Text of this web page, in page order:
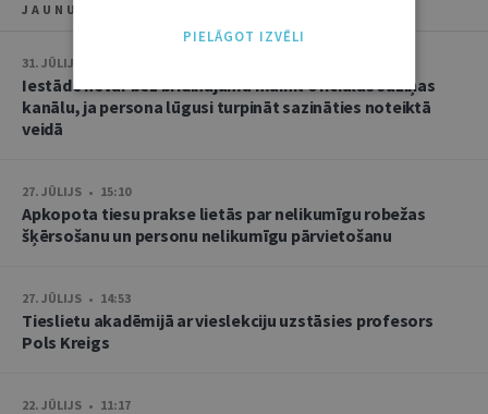
JAUNUMI
31. JŪLIJS • 08:46
Iestāde nevar bez brīdinājuma mainīt oficiālās saziņas
kanālu, ja persona lūgusi turpināt sazināties noteiktā
veidā
27. JŪLIJS • 15:10
Apkopota tiesu prakse lietās par nelikumīgu robežas
šķērsošanu un personu nelikumīgu pārvietošanu
27. JŪLIJS • 14:53
Tieslietu akadēmijā ar vieslekciju uzstāsies profesors
Pols Kreigs
22. JŪLIJS • 11:17
PIELĀGOT IZVĒLI